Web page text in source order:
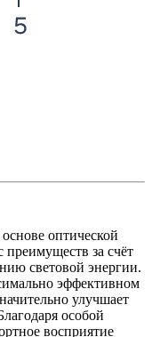
оптической
преимуществ за счёт
световой энергии.
эффективном
улучшает
особой
восприятие